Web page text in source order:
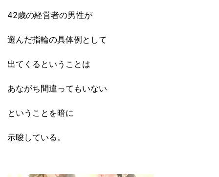
42歳の経営者の男性が
選んだ指輪の具体例として
出てくるということは
あながち間違ってもいない
ということを暗に
示唆している。